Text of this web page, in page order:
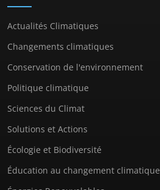
Actualités Climatiques
Changements climatiques
Conservation de l'environnement
Politique climatique
Sciences du Climat
Solutions et Actions
Écologie et Biodiversité
Éducation au changement climatique